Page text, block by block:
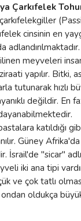
Çarkıfelek
cinsinin en
adlandırılmaktadır.
meyveleri
yapılır. Bitki,
tutunarak hızlı
değildir. En
katıldığı
Güney
İsrail'de "sicar"
iki ana tipi
ve çok tatlı
oldukça